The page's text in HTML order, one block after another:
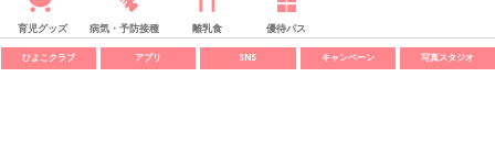
育児グッズ 病気・予防接種 離乳食 優待パス
ひよこクラブ アプリ SNS キャンペーン 写真スタジオ